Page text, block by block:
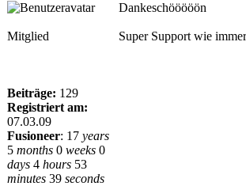
Mitglied
Beiträge: 129
Registriert am:
07.03.09
Fusioneer: 17 years
5 months 0 weeks 0
days 4 hours 53
minutes 39 seconds
Dankeschööööön
Super Support wie immer